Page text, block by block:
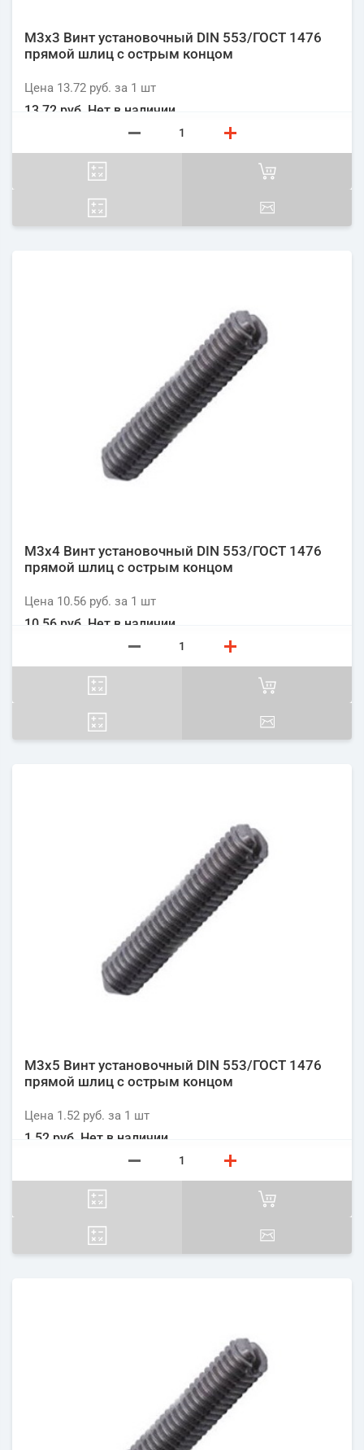
М3х3 Винт установочный DIN 553/ГОСТ 1476
прямой шлиц с острым концом
Цена 13.72 руб. за 1 шт
13.72 руб. Нет в наличии
М3х4 Винт установочный DIN 553/ГОСТ 1476
прямой шлиц с острым концом
Цена 10.56 руб. за 1 шт
10.56 руб. Нет в наличии
М3х5 Винт установочный DIN 553/ГОСТ 1476
прямой шлиц с острым концом
Цена 1.52 руб. за 1 шт
1.52 руб. Нет в наличии